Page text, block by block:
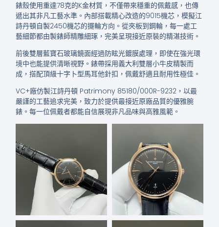
錶殼使用重達78克的K金材質，不僅帶來穩重的佩戴感，也傳
遞出其非凡工藝水準。內部搭載精心改造的9015機芯，模擬江
詩丹頓自製2450機芯的擺輪方向。從夾板到鋼輪，每一處工
藝細節都由製錶師精雕細琢，完美呈現接近原裝的精湛技術。
前後雙層藍寶石玻璃鏡面經過防眩光鍍膜處理，即使在強光環
境中也能提供清晰視野。錶帶採用義大利雙層小牛皮精製而
成，搭配頂級十字卜型馬耳他針扣，佩戴舒適且耐用性極佳。
VC+廠仿製江詩丹頓 Patrimony 85180/000R-9232，以最
嚴謹的工藝追求完美，致力於提供最接近原廠品質的優雅腕
錶。每一位佩戴者都能自信展現非凡品味與高雅風範。